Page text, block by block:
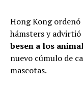
Hong Kong
hámsters y advirtió
besen a los
nuevo cúmulo de
mascotas.